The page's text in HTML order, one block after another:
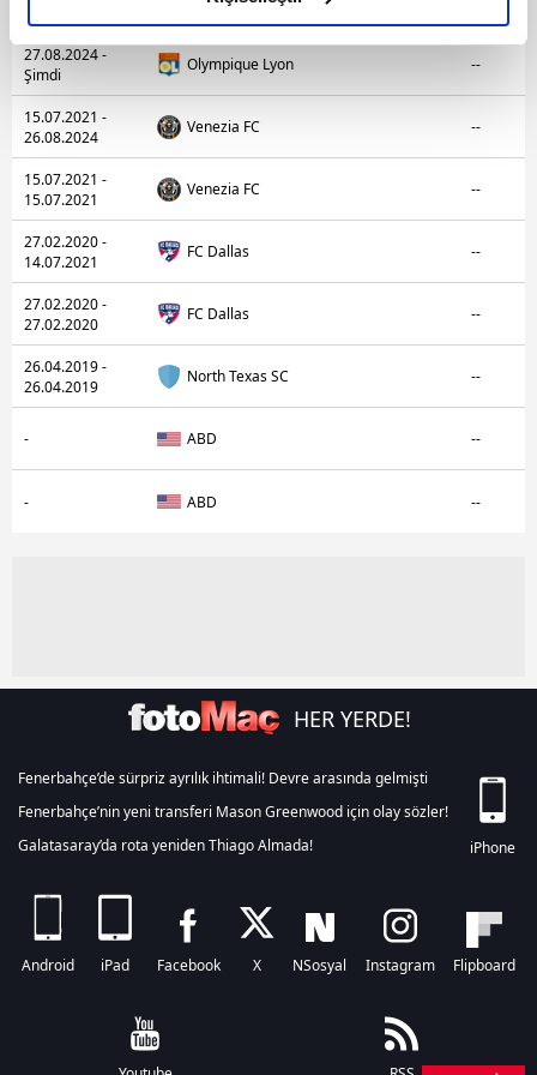
elimizden gelen çabayı gösterdiğimizi ve bu noktada,
reklamların maliyetlerimizi karşılamak noktasında tek gelir
kalemimiz olduğunu sizlere hatırlatmak isteriz.
Her halükârda, kullanıcılar, bu çerezlere izin vermedikleri
gösterilmeyecektir."
Sizlere daha iyi bir hizmet sunabilmek için İnternet
Sitemizde kendimize ve üçüncü kişilere ait çerezler
kullanılmaktadır. Bu çerezler vasıtasıyla çeşitli kişisel
toplumu hizmetlerinin sunulması amacıyla
kullanılmaktadır. Diğer çerezler, sitemizin daha işlevsel
6698 sayılı Kişisel Verilerin Korunması Kanunu uyarınca
hazırlanmış Aydınlatma Metnimizi okumak ve sitemizde
almak için lütfentıklayınız.
27.08.2024 -
Şimdi
Olympique Lyon --
15.07.2021 -
26.08.2024
Venezia FC --
15.07.2021 -
15.07.2021
Venezia FC --
27.02.2020 -
14.07.2021
FC Dallas --
27.02.2020 -
27.02.2020
FC Dallas --
26.04.2019 -
26.04.2019
North Texas SC --
- ABD --
- ABD --
HER YERDE!
Fenerbahçe’de sürpriz ayrılık ihtimali! Devre arasında gelmişti
Fenerbahçe’nin yeni transferi Mason Greenwood için olay sözler!
Galatasaray’da rota yeniden Thiago Almada!
iPhone
Android iPad Facebook X NSosyal Instagram Flipboard